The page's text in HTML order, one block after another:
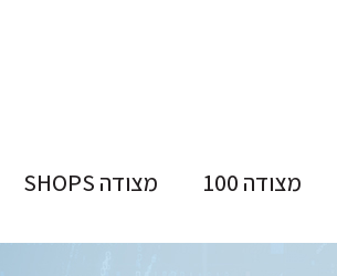
מצודה 100 מצודה SHOPS